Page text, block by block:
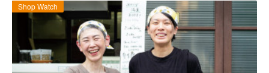
Shop Watch